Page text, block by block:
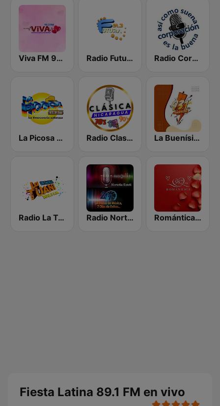
Viva FM 98.3 FM Radio Futura 91.3 FM Radio Corporación (YNOW)
La Picosa 97.9 FM Radio Clasico Nicaragua La Buenísima
Radio La Tuani Radio Norteña Esteli Romántica 98.7 FM
Fiesta Latina 89.1 FM en vivo